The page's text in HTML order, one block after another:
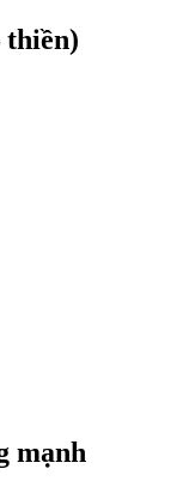
thiền)
mạnh